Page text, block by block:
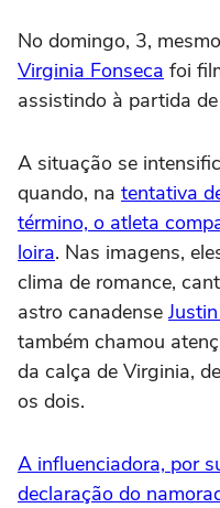
No domingo, 3,
Virginia Fonseca foi
assistindo à partida
A situação se
quando, na tentativa
término, o atleta
loira. Nas imagens,
clima de romance,
astro canadense
também chamou
da calça de Virginia,
os dois.
A influenciadora, por
declaração do